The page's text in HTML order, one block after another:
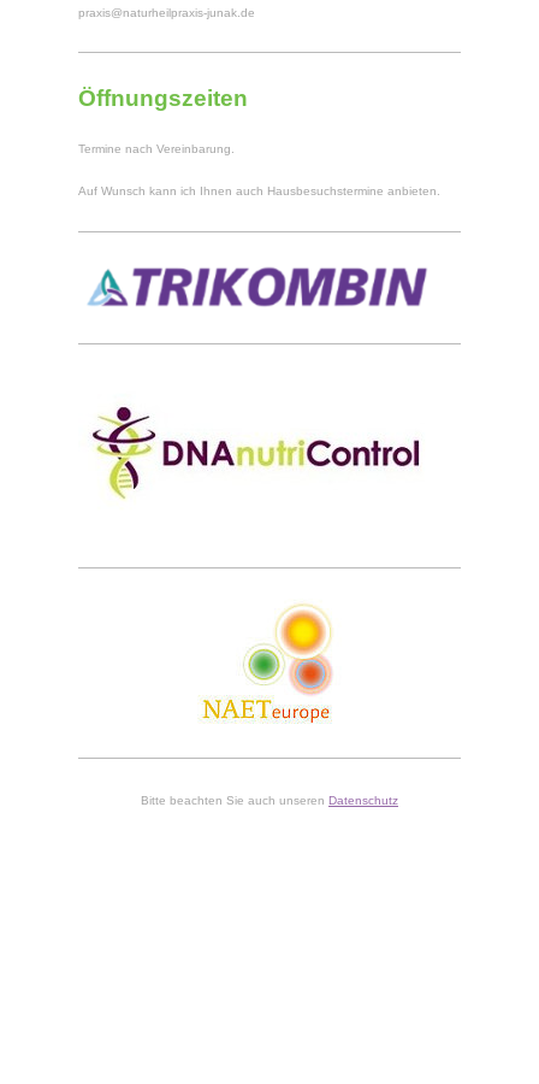
praxis@naturheilpraxis-junak.de
Öffnungszeiten
Termine nach Vereinbarung.
Auf Wunsch kann ich Ihnen auch Hausbesuchstermine anbieten.
Bitte beachten Sie auch unseren Datenschutz